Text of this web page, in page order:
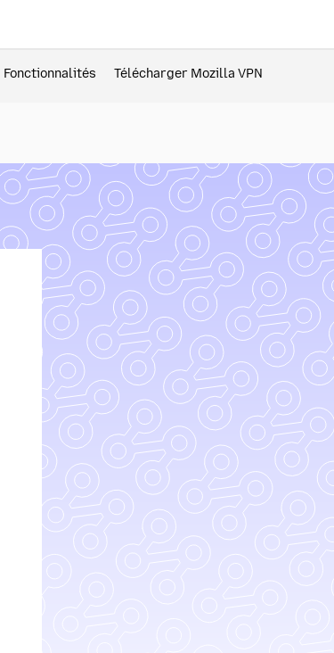
Fonctionnalités Télécharger Mozilla VPN